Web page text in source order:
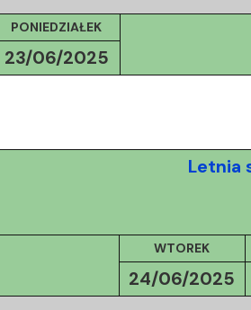
PONIEDZIAŁEK
23/06/2025
Letnia
WTOREK
24/06/2025